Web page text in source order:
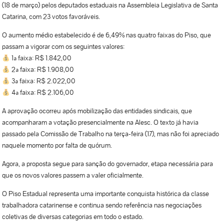
(18 de março) pelos deputados estaduais na Assembleia Legislativa de Santa
Catarina, com 23 votos favoráveis.
O aumento médio estabelecido é de 6,49% nas quatro faixas do Piso, que
passam a vigorar com os seguintes valores:
1ª faixa: R$ 1.842,00
2ª faixa: R$ 1.908,00
3ª faixa: R$ 2.022,00
4ª faixa: R$ 2.106,00
A aprovação ocorreu após mobilização das entidades sindicais, que
acompanharam a votação presencialmente na Alesc. O texto já havia
passado pela Comissão de Trabalho na terça-feira (17), mas não foi apreciado
naquele momento por falta de quórum.
Agora, a proposta segue para sanção do governador, etapa necessária para
que os novos valores passem a valer oficialmente.
O Piso Estadual representa uma importante conquista histórica da classe
trabalhadora catarinense e continua sendo referência nas negociações
coletivas de diversas categorias em todo o estado.